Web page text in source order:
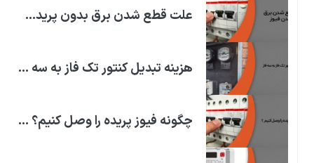
علت قطع شدن برق بدون پریدن فیوز چیست؟ | علت قطعی برق!
هزینه تبدیل کنتور تک فاز به سه فاز | در استان های ایران
چگونه فیوز پریده را وصل کنیم؟ | علت پریدن فیوز برق خانه